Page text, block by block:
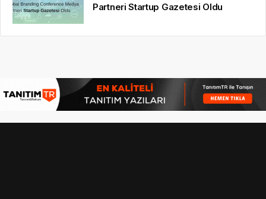
Partneri Startup Gazetesi Oldu